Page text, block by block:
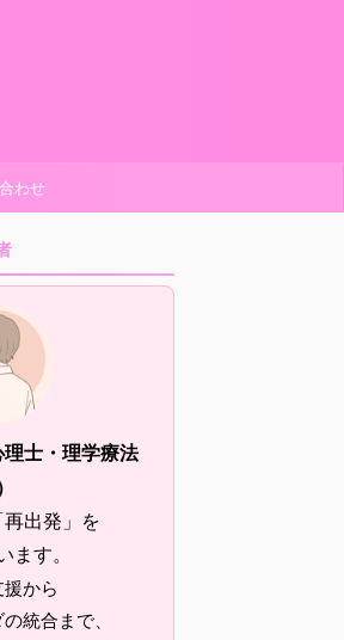
わせ
士・理学療法
出発」を
ます。
から
統合まで、